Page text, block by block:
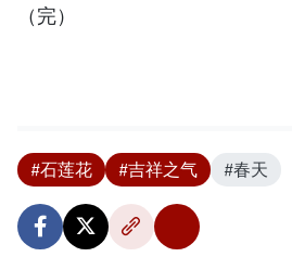
（完）
#石莲花 #吉祥之气 #春天